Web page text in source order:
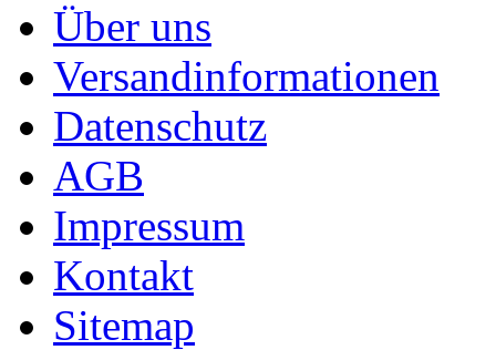
Über uns
Versandinformationen
Datenschutz
AGB
Impressum
Kontakt
Sitemap